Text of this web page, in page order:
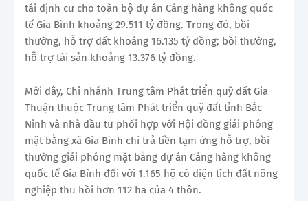
tái định cư cho toàn bộ dự án Cảng hàng không quốc
tế Gia Bình khoảng 29.511 tỷ đồng. Trong đó, bồi
thường, hỗ trợ đất khoảng 16.135 tỷ đồng; bồi thường,
hỗ trợ tài sản khoảng 13.376 tỷ đồng.
Mới đây, Chi nhánh Trung tâm Phát triển quỹ đất Gia
Thuận thuộc Trung tâm Phát triển quỹ đất tỉnh Bắc
Ninh và nhà đầu tư phối hợp với Hội đồng giải phóng
mặt bằng xã Gia Bình chi trả tiền tạm ứng hỗ trợ, bồi
thường giải phóng mặt bằng dự án Cảng hàng không
quốc tế Gia Bình đối với 1.165 hộ có diện tích đất nông
nghiệp thu hồi hơn 112 ha của 4 thôn.